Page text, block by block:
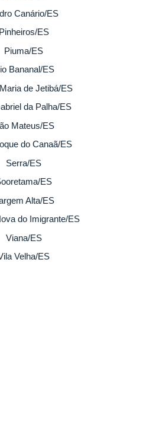
Canário/ES
Pinheiros/ES
Piuma/ES
Bananal/ES
de Jetibá/ES
da Palha/ES
Mateus/ES
do Canaã/ES
Serra/ES
ES
Alta/ES
do Imigrante/ES
Viana/ES
Velha/ES